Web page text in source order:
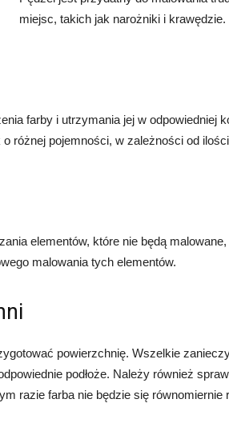
miejsc, takich jak narożniki i krawędzie.
farby i utrzymania jej w odpowiedniej
różnej pojemności, w zależności od
elementów, które nie będą
malowania tych elementów.
powierzchnię. Wszelkie
podłoże. Należy również
razie farba nie będzie się równomiernie